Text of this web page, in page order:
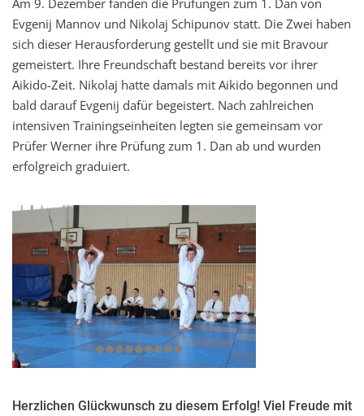
Evgenij Mannov und Nikolaj Schipunov statt. Die Zwei haben
sich dieser Herausforderung gestellt und sie mit Bravour
gemeistert. Ihre Freundschaft bestand bereits vor ihrer
Aikido-Zeit. Nikolaj hatte damals mit Aikido begonnen und
bald darauf Evgenij dafür begeistert. Nach zahlreichen
intensiven Trainingseinheiten legten sie gemeinsam vor
Prüfer Werner ihre Prüfung zum 1. Dan ab und wurden
erfolgreich graduiert.
Herzlichen Glückwunsch zu diesem Erfolg! Viel Freude mit